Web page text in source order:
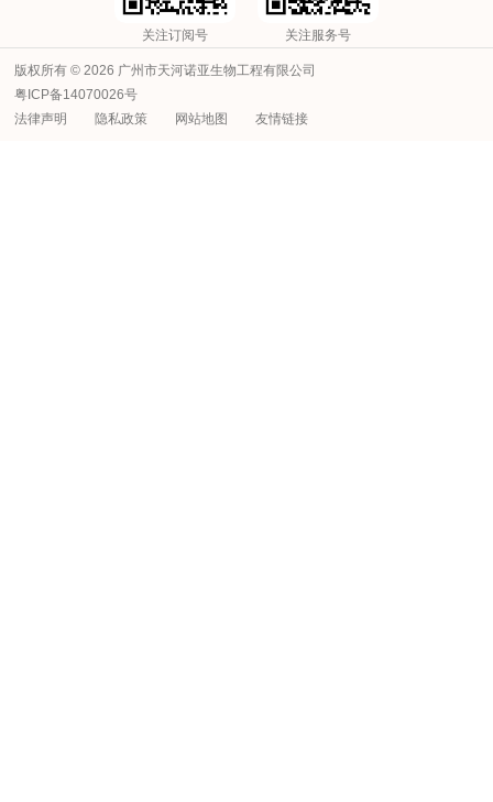
关注订阅号 关注服务号
法律声明 隐私政策 网站地图 友情链接
版权所有 © 2026 广州市天河诺亚生物工程有限公司
粤ICP备14070026号